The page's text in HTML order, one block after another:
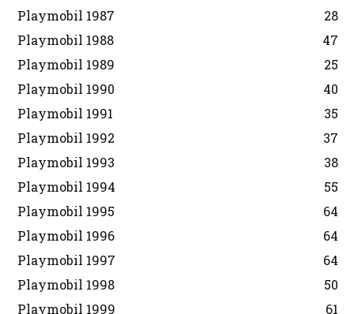
Playmobil 1987
28
Playmobil 1988
47
Playmobil 1989
25
Playmobil 1990
40
Playmobil 1991
35
Playmobil 1992
37
Playmobil 1993
38
Playmobil 1994
55
Playmobil 1995
64
Playmobil 1996
64
Playmobil 1997
64
Playmobil 1998
50
Playmobil 1999
61